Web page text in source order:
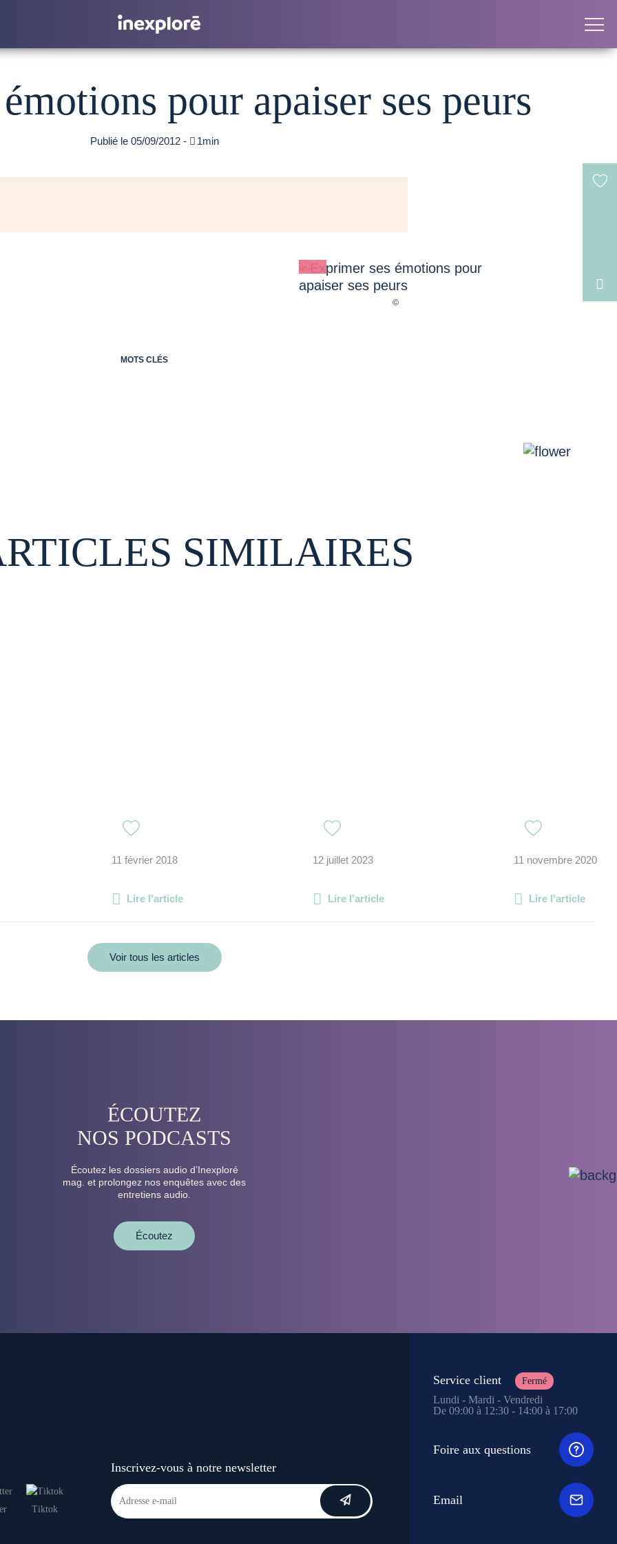
pour apaiser ses peurs
Publié le 05/09/2012 -  1min

MOTS CLÉS
SIMILAIRES
11 février 2018
Lire l'article
12 juillet 2023
Lire l'article
11 novembre 2020
Lire l'article
Voir tous les articles
ÉCOUTEZ
NOS PODCASTS
Écoutez les dossiers audio d’Inexploré
mag. et prolongez nos enquêtes avec des
entretiens audio.
Écoutez
Tiktok
Inscrivez-vous à notre newsletter
Service client Fermé
Lundi - Mardi - Vendredi
De 09:00 à 12:30 - 14:00 à 17:00
Foire aux questions
Email